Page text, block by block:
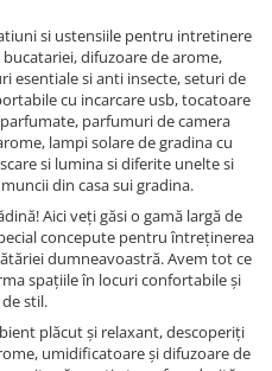
si ustensiile pentru intretinere
difuzoare de arome,
esentiale si anti insecte, seturi de
cu incarcare usb, tocatoare
parfumuri de camera
lampi solare de gradina cu
si lumina si diferite unelte si
din casa sui gradina.
Aici veți găsi o gamă largă de
concepute pentru întreținerea
dumneavoastră. Avem tot ce
spațiile în locuri confortabile și
stil.
plăcut și relaxant, descoperiți
umidificatoare și difuzoare de